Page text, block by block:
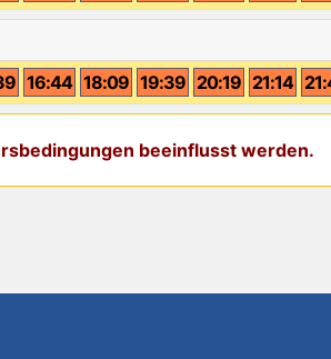
16:44 18:09 19:39 20:19 21:14
beeinflusst werden.